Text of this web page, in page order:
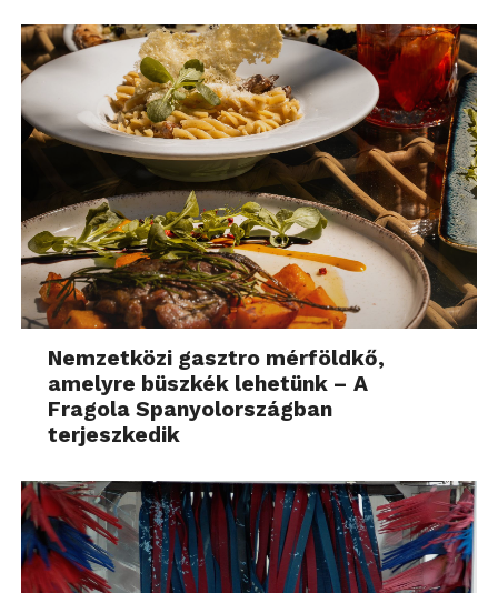
Nemzetközi gasztro mérföldkő,
amelyre büszkék lehetünk – A
Fragola Spanyolországban
terjeszkedik